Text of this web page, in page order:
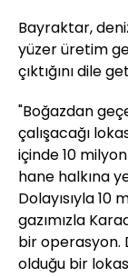
Bayraktar,
yüzer üretim
çıktığını dile
"Boğazdan
çalışacağı
içinde 10
hane halkına
Dolayısıyla 10
gazımızla
bir operasyon.
olduğu bir